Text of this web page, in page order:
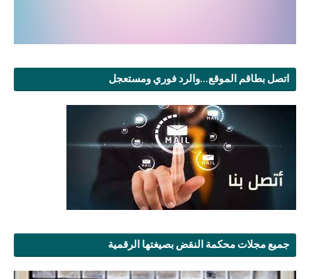
اتصل بطاقم الموقع...والرد فوري ومستعجل
جميع مجلات محكمة النقض بصيغتها الرقمية